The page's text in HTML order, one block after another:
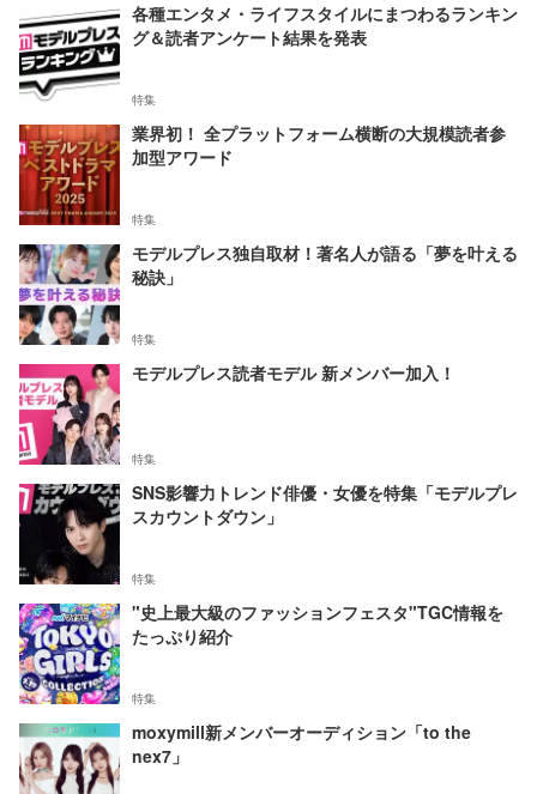
各種エンタメ・ライフスタイルにまつわるランキン
グ＆読者アンケート結果を発表
特集
業界初！ 全プラットフォーム横断の大規模読者参
加型アワード
特集
モデルプレス独自取材！著名人が語る「夢を叶える
秘訣」
特集
モデルプレス読者モデル 新メンバー加入！
特集
SNS影響力トレンド俳優・女優を特集「モデルプレ
スカウントダウン」
特集
"史上最大級のファッションフェスタ"TGC情報を
たっぷり紹介
特集
moxymill新メンバーオーディション「to the
nex7」